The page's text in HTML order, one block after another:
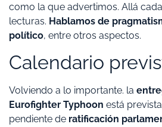
como la que advertimos. Allá
lecturas. Hablamos de
político, entre otros aspectos.
Calendario
Volviendo a lo importante. la
Eurofighter Typhoon está
pendiente de ratificación